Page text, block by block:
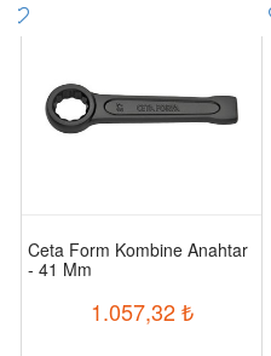
Ceta Form Kombine Anahtar
- 41 Mm
1.057,32₺